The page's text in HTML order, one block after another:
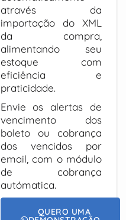
através da
importação do XML
da compra,
alimentando seu
estoque com
eficiência e
praticidade.
Envie os alertas de
vencimento dos
boleto ou cobrança
dos vencidos por
email, com o módulo
de cobrança
autómatica.
QUERO UMA